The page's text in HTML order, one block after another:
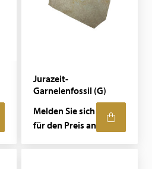
Jurazeit-
Garnelenfossil (G)
Melden Sie sich
für den Preis an